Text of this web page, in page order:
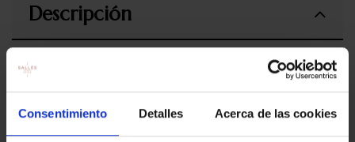
Consentimiento Detalles Acerca de las cookies
Descripción
Incluye:
2 tapas a escoger entre: croquetas, bravas, ensaladilla
rusa y secallona.